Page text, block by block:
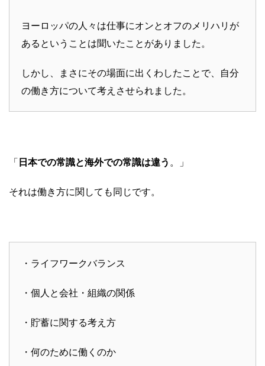
ヨーロッパの人々は仕事にオンとオフのメリハリが
あるということは聞いたことがありました。
しかし、まさにその場面に出くわしたことで、自分
の働き方について考えさせられました。
「 日本での常識と海外での常識は違う 。」
それは働き方に関しても同じです。
・ライフワークバランス
・個人と会社・組織の関係
・貯蓄に関する考え方
・何のために働くのか